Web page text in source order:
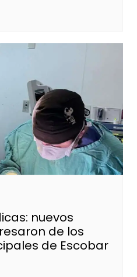
nuevos
de los
de Escobar